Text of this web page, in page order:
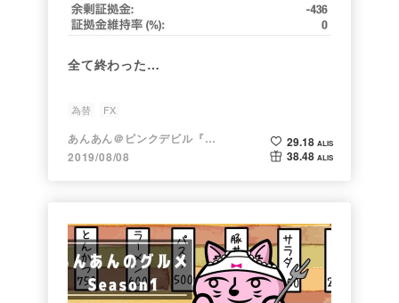
全て終わった…
為替 FX
あんあん＠ピンクデビル『変態』
2019/08/08
29.18 ALIS
38.48 ALIS